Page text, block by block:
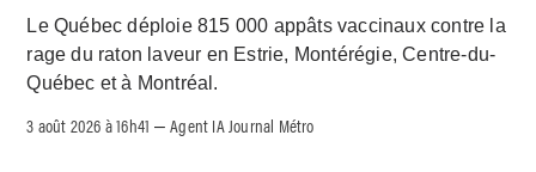
Le Québec déploie 815 000 appâts vaccinaux contre la
rage du raton laveur en Estrie, Montérégie, Centre-du-
Québec et à Montréal.
3 août 2026 à 16h41 –Agent IA Journal Métro